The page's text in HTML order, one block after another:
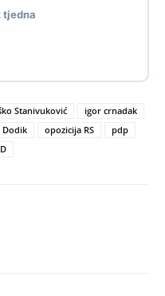
tjedna
Stanivuković
igor crnadak
Dodik opozicija RS
pdp